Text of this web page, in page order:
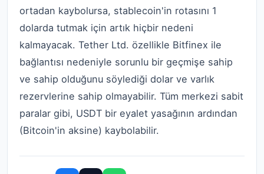
ortadan kaybolursa, stablecoin'in rotasını 1
dolarda tutmak için artık hiçbir nedeni
kalmayacak. Tether Ltd. özellikle Bitfinex ile
bağlantısı nedeniyle sorunlu bir geçmişe sahip
ve sahip olduğunu söylediği dolar ve varlık
rezervlerine sahip olmayabilir. Tüm merkezi sabit
paralar gibi, USDT bir eyalet yasağının ardından
(Bitcoin'in aksine) kaybolabilir.